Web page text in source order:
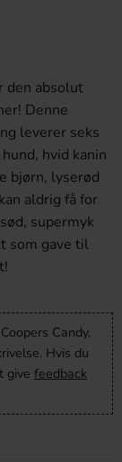
den absolut
Denne
leverer seks
hvid kanin
bjørn, lyserød
aldrig få for
supermyk
som gave til
Candy,
Hvis du
give feedback